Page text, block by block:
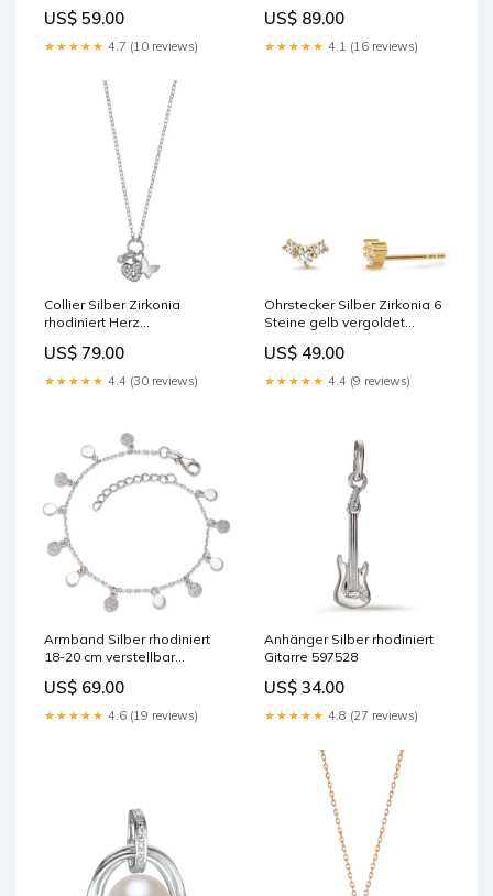
US$ 59.00
★★★★★ 4.7 (10 reviews)
US$ 89.00
★★★★★ 4.1 (16 reviews)
Collier Silber Zirkonia
rhodiniert Herz
verstellbar Length:40-45 cm
US$ 79.00
★★★★★ 4.4 (30 reviews)
Ohrstecker Silber Zirkonia 6
Steine gelb vergoldet
US$ 49.00
★★★★★ 4.4 (9 reviews)
Armband Silber rhodiniert
18-20 cm verstellbar
US$ 69.00
★★★★★ 4.6 (19 reviews)
Anhänger Silber rhodiniert
Gitarre 597528
US$ 34.00
★★★★★ 4.8 (27 reviews)